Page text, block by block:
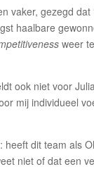
vaker, gezegd
haalbare
weer
ook niet voor
mij individueel
heeft dit team als
niet of dat een